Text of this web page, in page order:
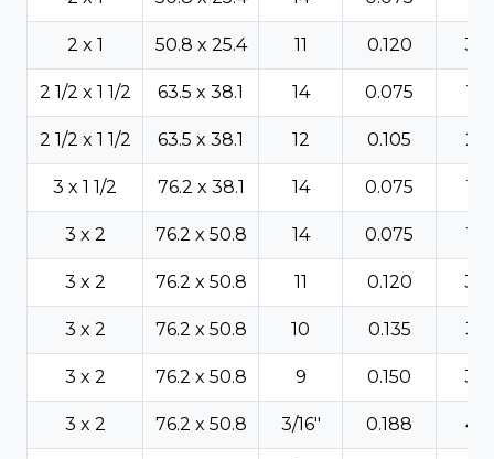
2 x 1 50.8 x 25.4 11 0.120
2 1/2 x 1 1/2 63.5 x 38.1 14 0.075
2 1/2 x 1 1/2 63.5 x 38.1 12 0.105
3 x 1 1/2 76.2 x 38.1 14 0.075
3 x 2 76.2 x 50.8 14 0.075
3 x 2 76.2 x 50.8 11 0.120
3 x 2 76.2 x 50.8 10 0.135
3 x 2 76.2 x 50.8 9 0.150
3 x 2 76.2 x 50.8 3/16" 0.188